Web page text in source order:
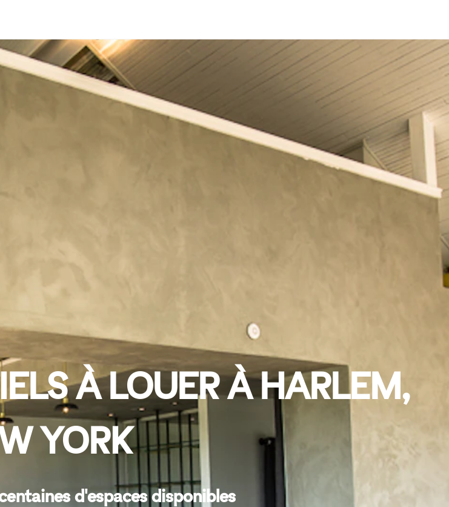
À LOUER À HARLEM,
YORK
d'espaces disponibles